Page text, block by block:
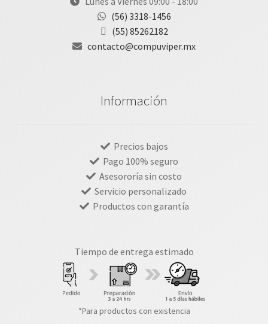
(56) 3318-1456
(55) 85262182
contacto@compuviper.mx
Información
Precios bajos
Pago 100% seguro
Asesororía sin costo
Servicio personalizado
Productos con garantía
Tiempo de entrega estimado
*Para productos con existencia